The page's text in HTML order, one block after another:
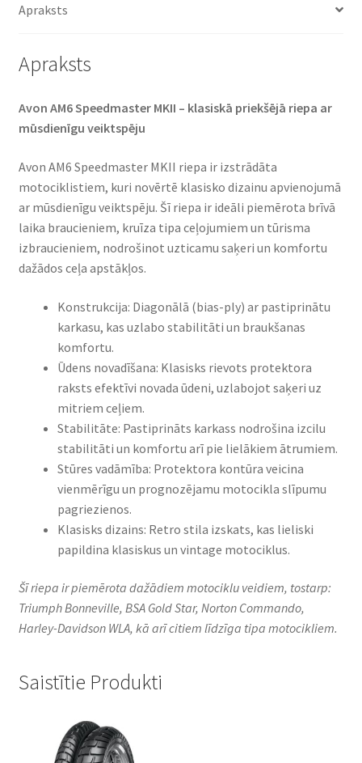
Apraksts
Apraksts
Avon AM6 Speedmaster MKII – klasiskā priekšējā riepa ar
mūsdienīgu veiktspēju​
Avon AM6 Speedmaster MKII riepa ir izstrādāta
motociklistiem, kuri novērtē klasisko dizainu apvienojumā
ar mūsdienīgu veiktspēju. Šī riepa ir ideāli piemērota brīvā
laika braucieniem, kruīza tipa ceļojumiem un tūrisma
izbraucieniem, nodrošinot uzticamu saķeri un komfortu
dažādos ceļa apstākļos.​
Konstrukcija: Diagonālā (bias-ply) ar pastiprinātu
karkasu, kas uzlabo stabilitāti un braukšanas
komfortu.​
Ūdens novadīšana: Klasisks rievots protektora
raksts efektīvi novada ūdeni, uzlabojot saķeri uz
mitriem ceļiem.​
Stabilitāte: Pastiprināts karkass nodrošina izcilu
stabilitāti un komfortu arī pie lielākiem ātrumiem.​
Stūres vadāmība: Protektora kontūra veicina
vienmērīgu un prognozējamu motocikla slīpumu
pagriezienos.​
Klasisks dizains: Retro stila izskats, kas lieliski
papildina klasiskus un vintage motociklus.​
Šī riepa ir piemērota dažādiem motociklu veidiem, tostarp:
Triumph Bonneville, BSA Gold Star, Norton Commando,
Harley-Davidson WLA, kā arī citiem līdzīga tipa motocikliem.
Saistītie Produkti